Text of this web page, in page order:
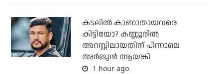
കടലില്‍ കാണാതായവരെ
കിട്ടിയോ? കണ്ണൂരില്‍
അറസ്റ്റിലായതിന് പിന്നാലെ
അര്‍ജുന്‍ ആയങ്കി
1 hour ago